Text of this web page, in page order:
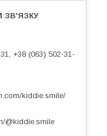
+38 (063) 502-31-
kiddie.smile/
@kiddie.smile